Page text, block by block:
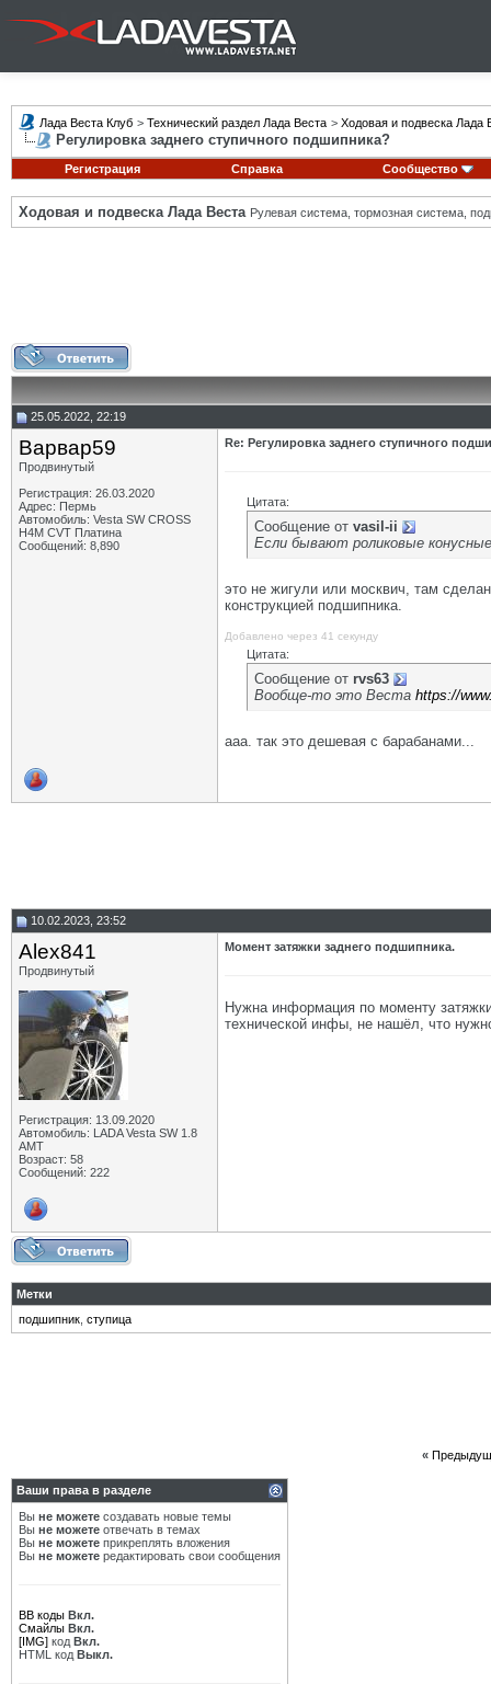
Лада Веста Клуб > Технический раздел Лада Веста > Ходовая и подвеска Лада
Регулировка заднего ступичного подшипника?
Регистрация Справка Сообщество
Ходовая и подвеска Лада Веста Рулевая система, тормозная система,
25.05.2022, 22:19
Варвар59
Продвинутый
Регистрация: 26.03.2020
Адрес: Пермь
Автомобиль: Vesta SW CROSS
H4M CVT Платина
Сообщений: 8,890
Re: Регулировка заднего ступичного
Цитата:
Сообщение от vasil-ii
Если бывают роликовые
это не жигули или москвич, там
конструкцией подшипника.
Добавлено через 41 секунду
Цитата:
Сообщение от rvs63
Вообще-то это Веста https://
ааа. так это дешевая с барабанами...
10.02.2023, 23:52
Alex841
Продвинутый
Регистрация: 13.09.2020
Автомобиль: LADA Vesta SW 1.8
AMT
Возраст: 58
Сообщений: 222
Момент затяжки заднего подшипника.
Нужна информация по моменту
технической инфы, не нашёл, что
Метки
подшипник ступица
«
Ваши права в разделе
Вы не можете создавать новые темы
Вы не можете отвечать в темах
Вы не можете прикреплять вложения
Вы не можете редактировать свои сообщения
BB коды Вкл.
Смайлы Вкл.
[IMG] код Вкл.
HTML код Выкл.